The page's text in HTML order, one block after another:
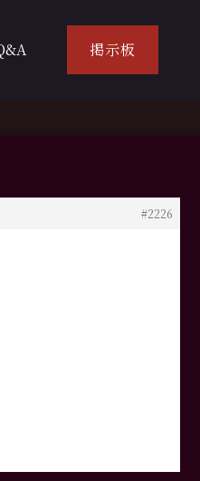
掲示板
#2226